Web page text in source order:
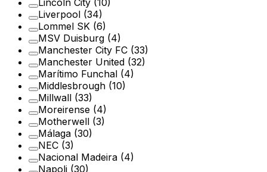
Lincoln City (10)
Liverpool (34)
Lommel SK (6)
MSV Duisburg (4)
Manchester City FC (33)
Manchester United (32)
Marítimo Funchal (4)
Middlesbrough (10)
Millwall (33)
Moreirense (4)
Motherwell (3)
Málaga (30)
NEC (3)
Nacional Madeira (4)
Napoli (30)